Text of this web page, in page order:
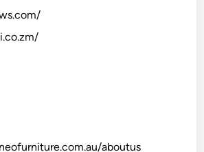
aboutus